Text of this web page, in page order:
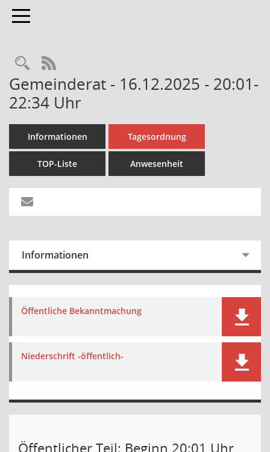
Toggle navigation
Rechercheauswahl
RSS-Feed
Gemeinderat - 16.12.2025 - 20:01-
22:34 Uhr
Informationen Tagesordnung
TOP-Liste Anwesenheit
Informationen
Öffentliche Bekanntmachung
Niederschrift -öffentlich-
Öffentlicher Teil: Beginn 20:01 Uhr